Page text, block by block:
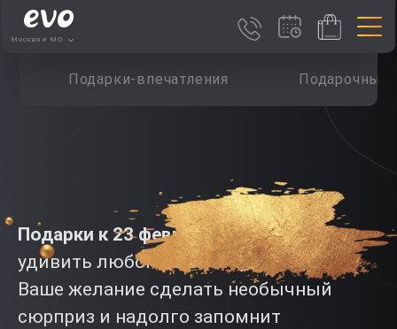
Москва и МО
Подарки-впечатления Подарочные
Подарки к 23 февраляспособны
удивить любого мужчину. Он оценит
Ваше желание сделать необычный
сюрприз и надолго запомнит